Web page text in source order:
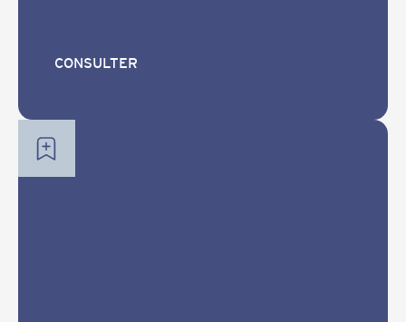
CONSULTER
CONSULTER